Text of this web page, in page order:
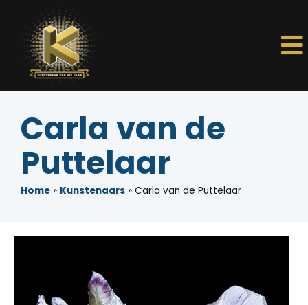
Carla van de
Puttelaar
Home » Kunstenaars » Carla van de Puttelaar